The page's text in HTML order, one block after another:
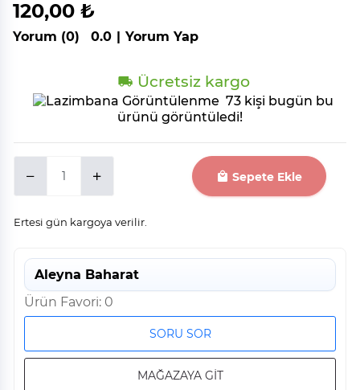
120,00 ₺
Yorum (0) 0.0 | Yorum Yap
Ücretsiz kargo
73 kişi bugün bu
ürünü görüntüledi!
Sepete Ekle
Ertesi gün kargoya verilir.
Aleyna Baharat
Ürün Favori: 0
SORU SOR
MAĞAZAYA GİT